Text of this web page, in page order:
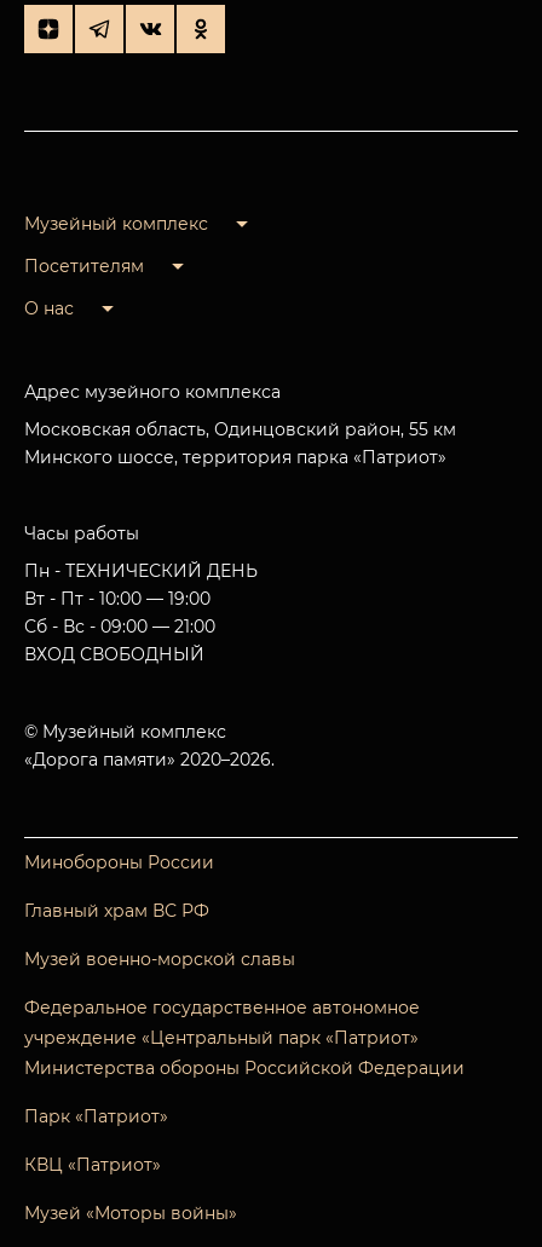
Музейный комплекс
Посетителям
О нас
Адрес музейного комплекса
Московская область, Одинцовский район, 55 км
Минского шоссе, территория парка «Патриот»
Часы работы
Пн - ТЕХНИЧЕСКИЙ ДЕНЬ
Вт - Пт - 10:00 — 19:00
Сб - Вс - 09:00 — 21:00
ВХОД СВОБОДНЫЙ
© Музейный комплекс
«Дорога памяти» 2020–2026.
Минобороны России
Главный храм ВС РФ
Музей военно-морской славы
Федеральное государственное автономное
учреждение «Центральный парк «Патриот»
Министерства обороны Российской Федерации
Парк «Патриот»
КВЦ «Патриот»
Музей «Моторы войны»